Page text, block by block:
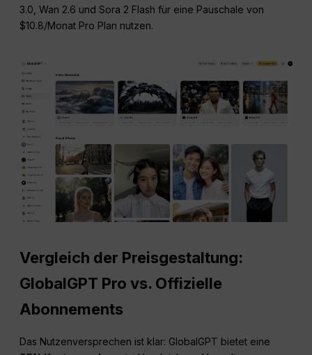
3.0, Wan 2.6 und Sora 2 Flash für eine Pauschale von
$10.8/Monat Pro Plan nutzen.
Vergleich der Preisgestaltung:
GlobalGPT Pro vs. Offizielle
Abonnements
Das Nutzenversprechen ist klar: GlobalGPT bietet eine